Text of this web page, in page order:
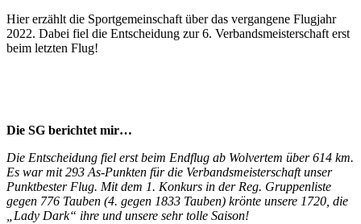
Hier erzählt die Sportgemeinschaft über das vergangene Flugjahr
2022. Dabei fiel die Entscheidung zur 6. Verbandsmeisterschaft erst
beim letzten Flug!
Die SG berichtet mir…
Die Entscheidung fiel erst beim Endflug ab Wolvertem über 614 km.
Es war mit 293 As-Punkten für die Verbandsmeisterschaft unser
Punktbester Flug. Mit dem 1. Konkurs in der Reg. Gruppenliste
gegen 776 Tauben (4. gegen 1833 Tauben) krönte unsere 1720, die
„Lady Dark“ ihre und unsere sehr tolle Saison!